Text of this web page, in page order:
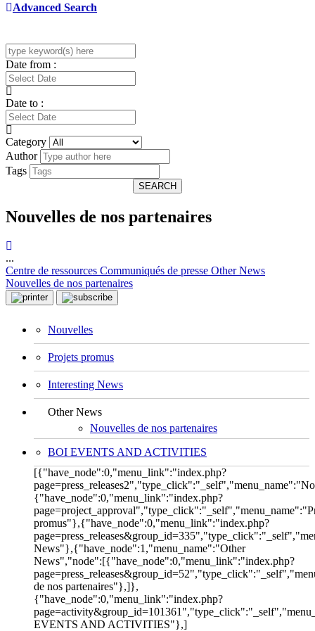
Advanced Search
Date from :
Date to :
Category
Author
Tags
SEARCH
Nouvelles de nos partenaires
...
Centre de ressources Communiqués de presse Other News
Nouvelles de nos partenaires
Nouvelles
Projets promus
Interesting News
Other News
Nouvelles de nos partenaires
BOI EVENTS AND ACTIVITIES
[{"have_node":0,"menu_link":"index.php?
{"have_node":0,"menu_link":"index.php?
promus"},{"have_node":0,"menu_link":"index.php?
News"},{"have_node":1,"menu_name":"Other
News","node":[{"have_node":0,"menu_link":"index.php?
de nos partenaires"},]},
{"have_node":0,"menu_link":"index.php?
EVENTS AND ACTIVITIES"},]